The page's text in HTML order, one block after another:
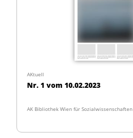
AKtuell
Nr. 1 vom 10.02.2023
AK Bibliothek Wien für Sozialwissenschaften